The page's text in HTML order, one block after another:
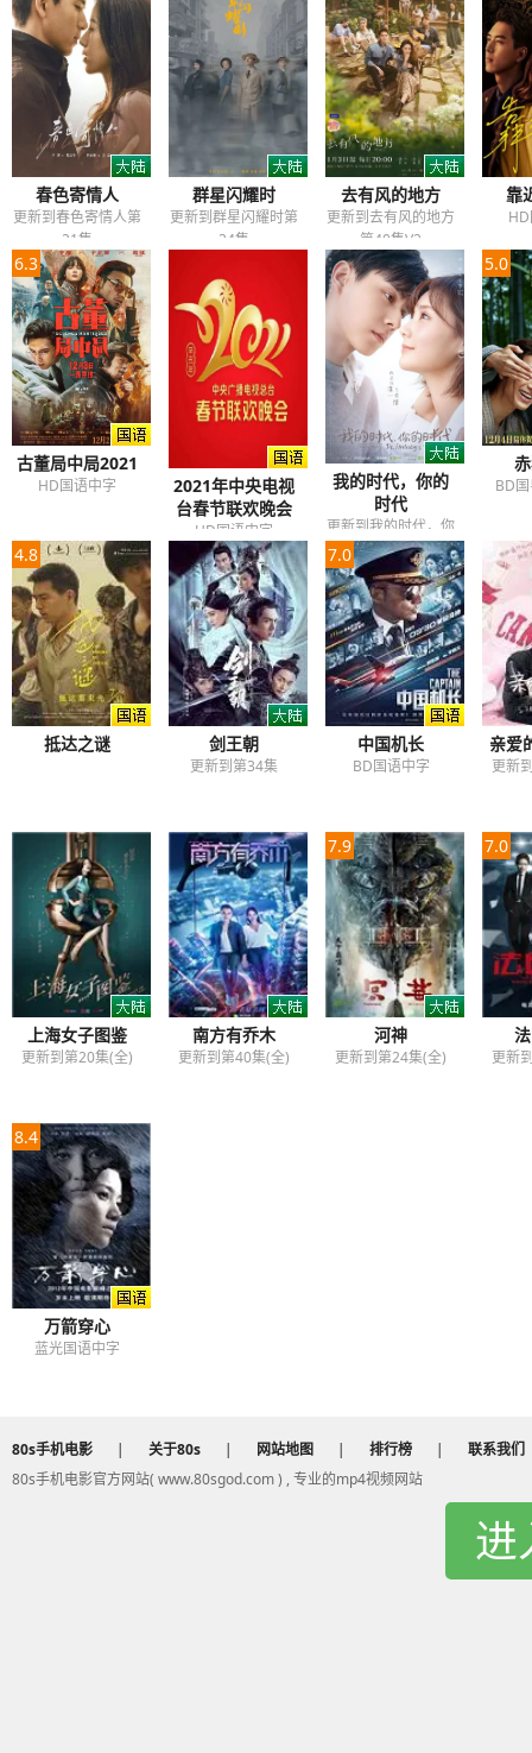
春色寄情人
更新到春色寄情人第
21集
群星闪耀时
更新到群星闪耀时第
34集
去有风的地方
更新到去有风的地方
第40集V2
靠
6.3
古董局中局2021
HD国语中字
2021年中央电视
台春节联欢晚会
HD国语中字
我的时代，你的
时代
更新到我的时代，你
的时代第38集
5.0
BD
4.8
抵达之谜 剑王朝
更新到第34集
7.0
中国机长
BD国语中字
亲爱
更新
上海女子图鉴
更新到第20集(全)
南方有乔木
更新到第40集(全)
7.9
河神
更新到第24集(全)
7.0
更新
8.4
万箭穿心
蓝光国语中字
80s手机电影 | 关于80s | 网站地图 | 排行榜 |
联系我们
80s手机电影官方网站( www.80sgod.com ) , 专业的mp4视频网站
进